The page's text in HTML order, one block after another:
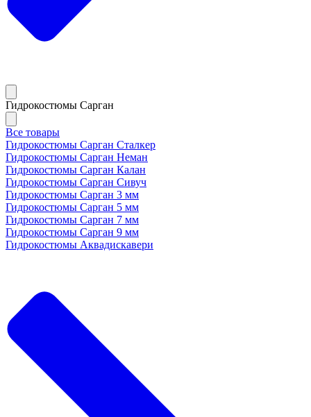
Гидрокостюмы Сарган
Все товары
Гидрокостюмы Сарган Сталкер
Гидрокостюмы Сарган Неман
Гидрокостюмы Сарган Калан
Гидрокостюмы Сарган Сивуч
Гидрокостюмы Сарган 3 мм
Гидрокостюмы Сарган 5 мм
Гидрокостюмы Сарган 7 мм
Гидрокостюмы Сарган 9 мм
Гидрокостюмы Аквадискавери